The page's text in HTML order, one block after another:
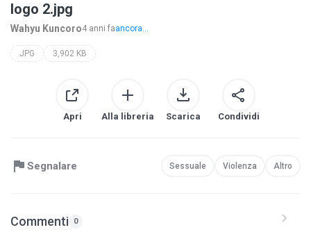
logo 2.jpg
Wahyu Kuncoro4 anni faancora...
JPG 3,902 KB
Apri Alla libreria Scarica Condividi
Segnalare Sessuale Violenza Altro
Commenti 0